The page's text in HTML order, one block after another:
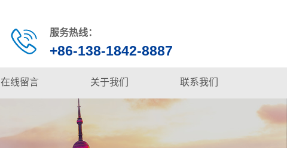
服务热线：
+86-138-1842-8887
在线留言 关于我们 联系我们